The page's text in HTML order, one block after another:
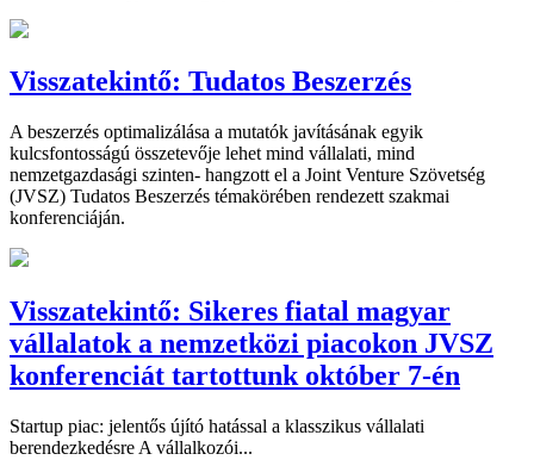
Visszatekintő: Tudatos Beszerzés
A beszerzés optimalizálása a mutatók javításának egyik
kulcsfontosságú összetevője lehet mind vállalati, mind
nemzetgazdasági szinten- hangzott el a Joint Venture Szövetség
(JVSZ) Tudatos Beszerzés témakörében rendezett szakmai
konferenciáján.
Visszatekintő: Sikeres fiatal magyar
vállalatok a nemzetközi piacokon JVSZ
konferenciát tartottunk október 7-én
Startup piac: jelentős újító hatással a klasszikus vállalati
berendezkedésre A vállalkozói...